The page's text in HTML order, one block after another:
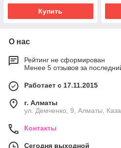
Купить
О нас
Рейтинг не сформирован
Менее 5 отзывов за
Работает с 17.11.2015
г. Алматы
ул. Демченко, 9, Алматы,
Контакты
Сегодня выходной